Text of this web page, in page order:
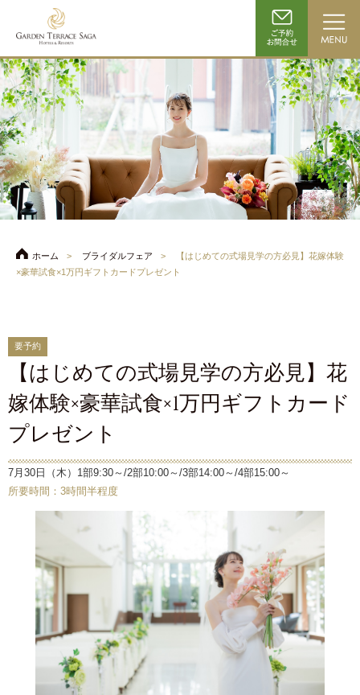
ホーム ブライダルフェア
【はじめての式場見学の方必見】花嫁体験
×豪華試食×1万円ギフトカードプレゼント
要予約
【はじめての式場見学の方必見】花
嫁体験×豪華試食×1万円ギフトカード
プレゼント
7月30日（木）1部9:30～/2部10:00～/3部14:00～/4部15:00～
所要時間：3時間半程度